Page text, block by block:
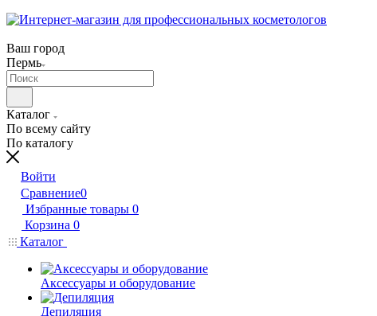
Ваш город
Пермь
Каталог
По всему сайту
По каталогу
Войти
Сравнение0
Избранные товары 0
Корзина 0
Каталог
Аксессуары и оборудование
Депиляция